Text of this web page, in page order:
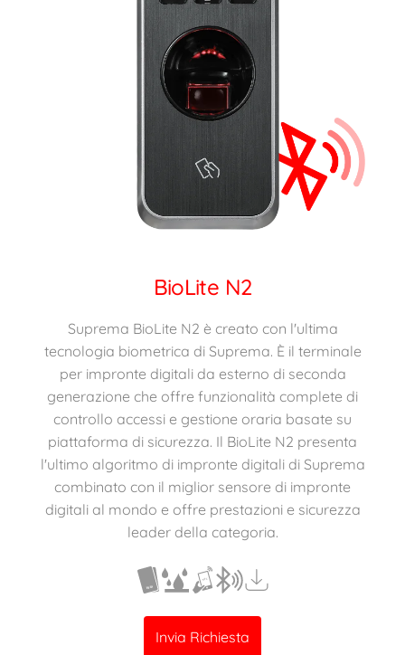
BioLite N2
Suprema BioLite N2 è creato con l'ultima
tecnologia biometrica di Suprema. È il terminale
per impronte digitali da esterno di seconda
generazione che offre funzionalità complete di
controllo accessi e gestione oraria basate su
piattaforma di sicurezza. Il BioLite N2 presenta
l'ultimo algoritmo di impronte digitali di Suprema
combinato con il miglior sensore di impronte
digitali al mondo e offre prestazioni e sicurezza
leader della categoria.
Invia Richiesta